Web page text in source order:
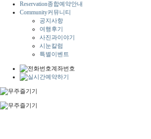
Reservation종합예약안내
Community커뮤니티
공지사항
여행후기
사진과이야기
시눈칼럼
특별이벤트